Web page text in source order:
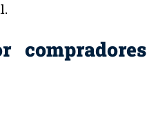
compradores